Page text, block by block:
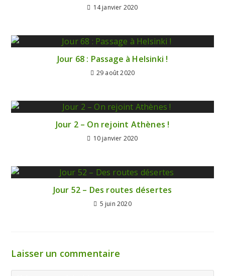
14 janvier 2020
Jour 68 : Passage à Helsinki !
29 août 2020
Jour 2 – On rejoint Athènes !
10 janvier 2020
Jour 52 – Des routes désertes
5 juin 2020
Laisser un commentaire